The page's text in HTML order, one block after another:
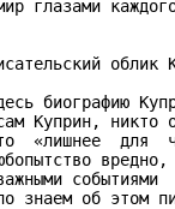
глазами
облик
биографию
Куприн, никто
«лишнее  для
событиями
знаем об этом